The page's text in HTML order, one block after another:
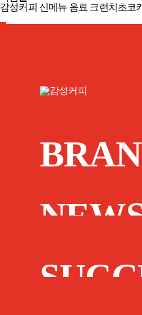
감성커피 신메뉴 음료 크런치초코